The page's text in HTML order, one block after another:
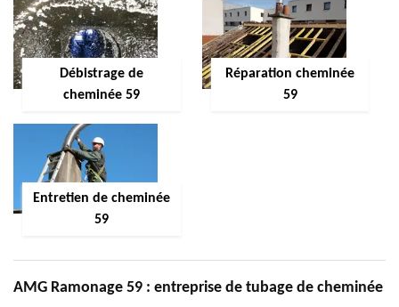
Débistrage de
cheminée 59
Réparation cheminée
59
Entretien de cheminée
59
AMG Ramonage 59 : entreprise de tubage de cheminée